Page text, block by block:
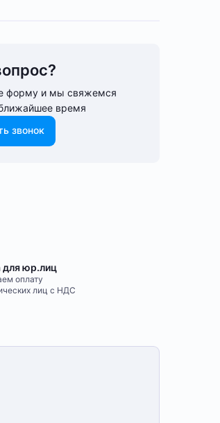
форму и мы свяжемся
время
звонок
мнение о
свяжемся
для юр.лиц
оплату
лиц с НДС